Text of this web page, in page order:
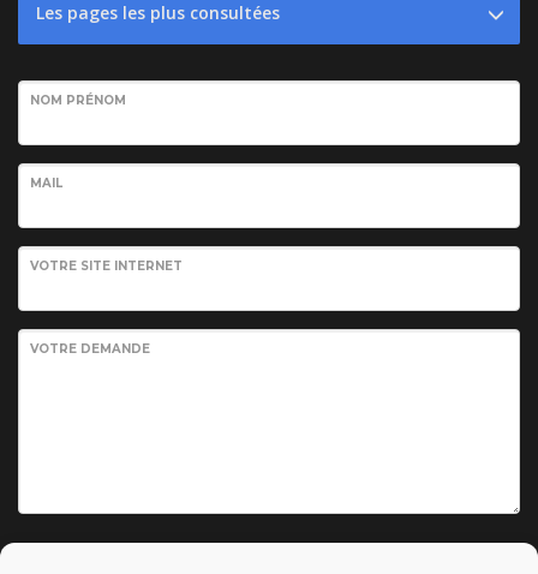
Les pages les plus consultées
NOM PRÉNOM
MAIL
VOTRE SITE INTERNET
VOTRE DEMANDE